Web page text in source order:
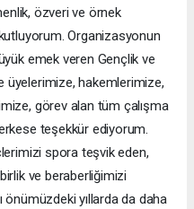
özveri ve örnek
Organizasyonun
emek veren Gençlik ve
üyelerimize, hakemlerimize,
görev alan tüm çalışma
teşekkür ediyorum.
spora teşvik eden,
ve beraberliğimizi
yıllarda da daha